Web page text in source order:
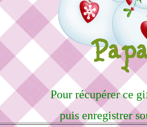
Pour récupérer ce
puis enregistrer